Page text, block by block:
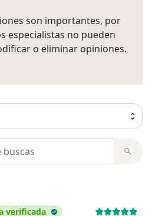
son importantes, por
especialistas no pueden
o eliminar opiniones.
verificada